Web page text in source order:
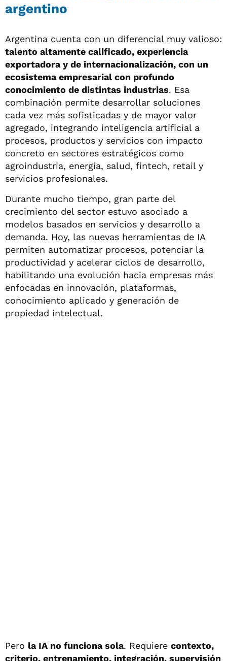
argentino
Argentina cuenta con un diferencial muy valioso:
talento altamente calificado, experiencia
exportadora y de internacionalización, con un
ecosistema empresarial con profundo
conocimiento de distintas industrias. Esa
combinación permite desarrollar soluciones
cada vez más sofisticadas y de mayor valor
agregado, integrando inteligencia artificial a
procesos, productos y servicios con impacto
concreto en sectores estratégicos como
agroindustria, energía, salud, fintech, retail y
servicios profesionales.
Durante mucho tiempo, gran parte del
crecimiento del sector estuvo asociado a
modelos basados en servicios y desarrollo a
demanda. Hoy, las nuevas herramientas de IA
permiten automatizar procesos, potenciar la
productividad y acelerar ciclos de desarrollo,
habilitando una evolución hacia empresas más
enfocadas en innovación, plataformas,
conocimiento aplicado y generación de
propiedad intelectual.
Pero la IA no funciona sola. Requiere contexto,
criterio, entrenamiento, integración, supervisión